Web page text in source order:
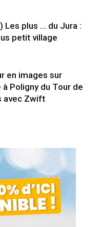
Les plus … du Jura :
petit village
en images sur
à Poligny du Tour de
avec Zwift